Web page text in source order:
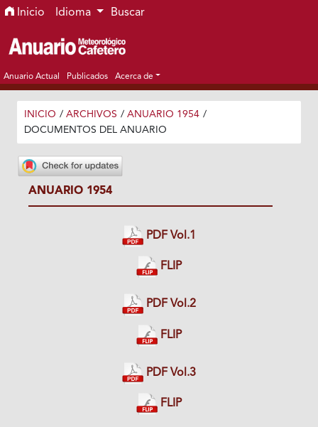
Ir al menú de navegación principal
Ir al contenido principal
Ir al pie de página del sitio
Inicio Idioma Buscar
Anuario Actual Publicados Acerca de
INICIO / ARCHIVOS / ANUARIO 1954 /
DOCUMENTOS DEL ANUARIO
ANUARIO 1954
PDF Vol.1
FLIP
PDF Vol.2
FLIP
PDF Vol.3
FLIP